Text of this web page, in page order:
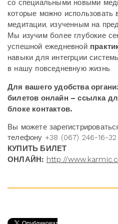
со специальными новыми
которые можно использовать
медитации, изученным на
Мы изучим более глубокие
успешной ежедневной
навыки для интегрции
в нашу повседневную жизнь.
Для вашего удобства
билетов онлайн – ссылка
блоке контактов.
Вы можете
телефону +38 (067) 246-16-32
КУПИТЬ БИЛЕТ
ОНЛАЙН: http://